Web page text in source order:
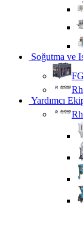
Soğutma ve
Yardımcı